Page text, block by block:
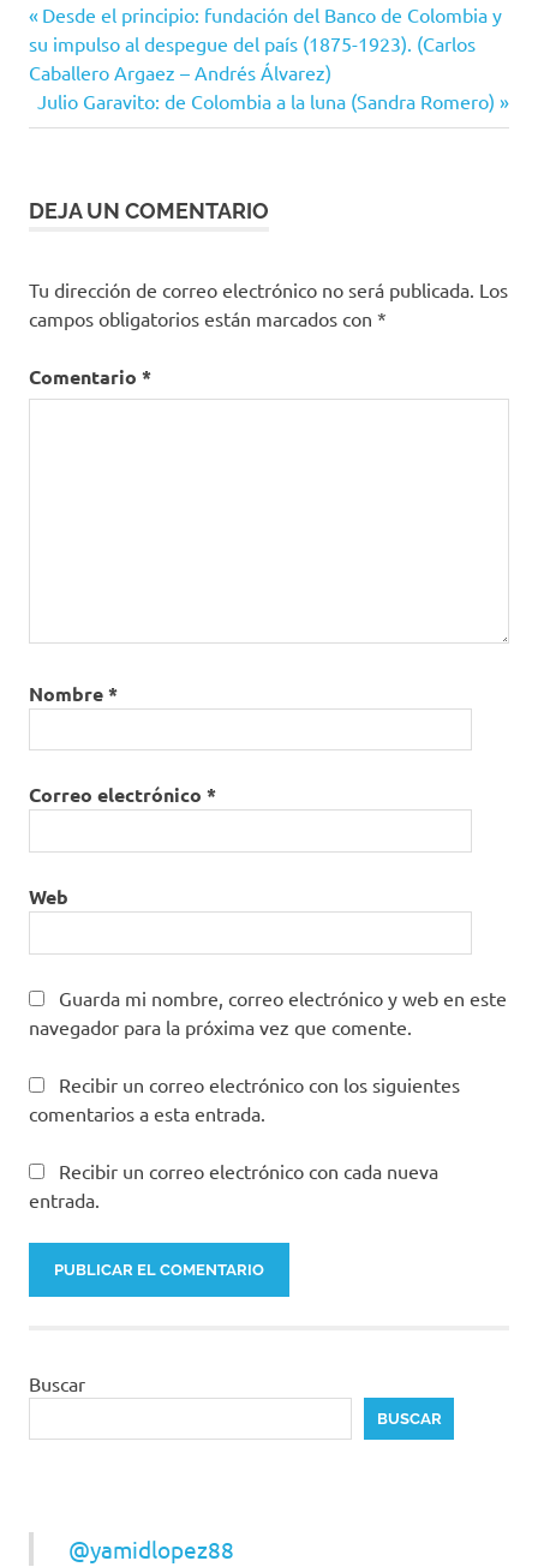
Navegación
de
entradas
Entrada
anterior:
Desde el principio: fundación del Banco de Colombia y
su impulso al despegue del país (1875-1923). (Carlos
Caballero Argaez – Andrés Álvarez)
Siguiente
entrada:
Julio Garavito: de Colombia a la luna (Sandra Romero)
DEJA UN COMENTARIO
Tu dirección de correo electrónico no será publicada. Los
campos obligatorios están marcados con *
Comentario *
Nombre*
Correo electrónico *
Web
Guarda mi nombre, correo electrónico y web en este
navegador para la próxima vez que comente.
Recibir un correo electrónico con los siguientes
comentarios a esta entrada.
Recibir un correo electrónico con cada nueva
entrada.
Buscar
BUSCAR
@yamidlopez88